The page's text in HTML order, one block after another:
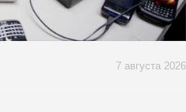
7 августа 2026